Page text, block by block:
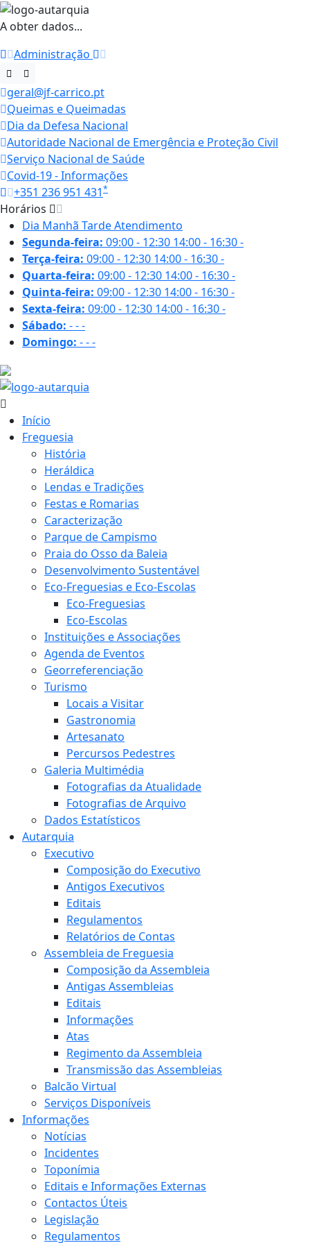
A obter dados...
Administração
geral@jf-carrico.pt
Queimas e Queimadas
Dia da Defesa Nacional
Autoridade Nacional de Emergência e Proteção Civil
Serviço Nacional de Saúde
Covid-19 - Informações
+351 236 951 431*
Horários
Dia Manhã TardeAtendimento
Segunda-feira: 09:00 - 12:30 14:00 - 16:30-
Terça-feira: 09:00 - 12:30 14:00 - 16:30-
Quarta-feira: 09:00 - 12:30 14:00 - 16:30-
Quinta-feira: 09:00 - 12:30 14:00 - 16:30-
Sexta-feira: 09:00 - 12:30 14:00 - 16:30-
Sábado: ---
Domingo: ---
Início
Freguesia
História
Heráldica
Lendas e Tradições
Festas e Romarias
Caracterização
Parque de Campismo
Praia do Osso da Baleia
Desenvolvimento Sustentável
Eco-Freguesias e Eco-Escolas
Eco-Freguesias
Eco-Escolas
Instituições e Associações
Agenda de Eventos
Georreferenciação
Turismo
Locais a Visitar
Gastronomia
Artesanato
Percursos Pedestres
Galeria Multimédia
Fotografias da Atualidade
Fotografias de Arquivo
Dados Estatísticos
Autarquia
Executivo
Composição do Executivo
Antigos Executivos
Editais
Regulamentos
Relatórios de Contas
Assembleia de Freguesia
Composição da Assembleia
Antigas Assembleias
Editais
Informações
Atas
Regimento da Assembleia
Transmissão das Assembleias
Balcão Virtual
Serviços Disponíveis
Informações
Notícias
Incidentes
Toponímia
Editais e Informações Externas
Contactos Úteis
Legislação
Regulamentos